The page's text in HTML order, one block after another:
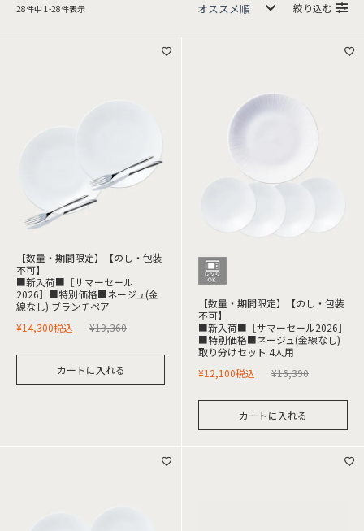
28件中 1 -28件表示 絞り込む
【数量・期間限定】【のし・包装
不可】
■新入荷■［サマーセール
2026］■特別価格■ネージュ(金
線なし) ブランチペア
¥19,360
¥14,300税込
カートに入れる
【数量・期間限定】【のし・包装
不可】
■新入荷■［サマーセール2026］
■特別価格■ネージュ(金線なし)
取り分けセット 4人用
¥16,390
¥12,100税込
カートに入れる